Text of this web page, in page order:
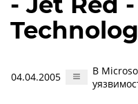
04.04.2005
В